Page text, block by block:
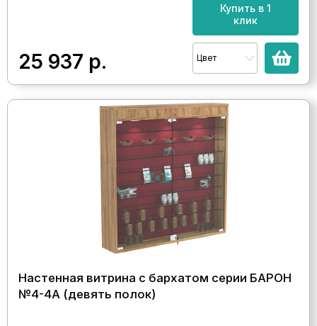
25 937 р.
Купить в 1
клик
Цвет
Настенная витрина с бархатом серии БАРОН
№4-4А (девять полок)